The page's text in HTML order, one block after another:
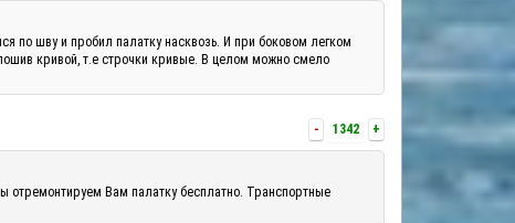
по шву и пробил палатку насквозь. И при боковом легком
кривой, т.е строчки кривые. В целом можно смело
- 1342 +
Вам палатку бесплатно. Транспортные